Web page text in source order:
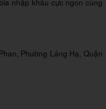
Phường Láng Hạ, Quận